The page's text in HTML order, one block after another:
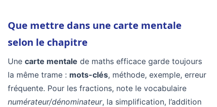
Que mettre dans une carte mentale
selon le chapitre
Une carte mentale de maths efficace garde toujours
la même trame : mots-clés, méthode, exemple, erreur
fréquente. Pour les fractions, note le vocabulaire
numérateur/dénominateur, la simplification, l’addition